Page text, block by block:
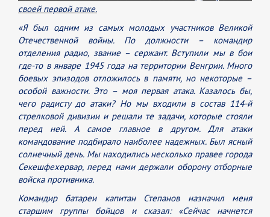
своей первой атаке.
«Я был одним из самых молодых участников Великой
Отечественной войны. По должности – командир
отделения радио, звание – сержант. Вступили мы в бои
где-то в январе 1945 года на территории Венгрии. Много
боевых эпизодов отложилось в памяти, но некоторые –
особой важности. Это – моя первая атака. Казалось бы,
чего радисту до атаки? Но мы входили в состав 114-й
стрелковой дивизии и решали те задачи, которые стояли
перед ней. А самое главное в другом. Для атаки
командование подбирало наиболее надежных. Был ясный
солнечный день. Мы находились несколько правее города
Секешфехервар, перед нами держали оборону отборные
войска противника.
Командир батареи капитан Степанов назначил меня
старшим группы бойцов и сказал: «Сейчас начнется